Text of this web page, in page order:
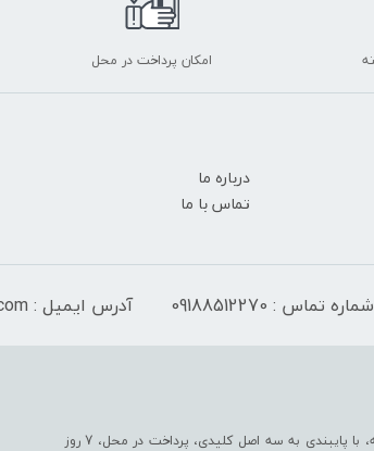
امکان پرداخت در محل
درباره ما
تماس با ما
شماره تماس : 09188512270 آدرس ایمیل : peranmarket@gmail.com
فروشگاه ما به عنوان یکی از قدیمی‌ترین فروشگاه های اینترنتی با بیش از یک قرن تجربه، با پایبندی به سه اصل کلیدی، پرداخت در محل، 7 روز